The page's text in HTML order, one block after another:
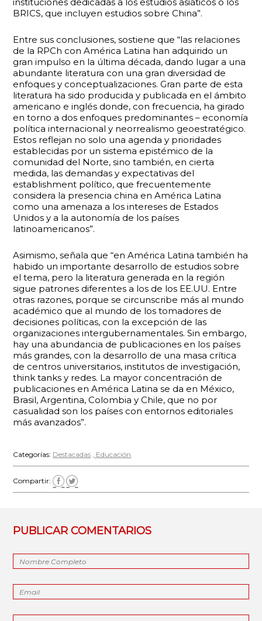
BRICS, que incluyen estudios sobre China”.
Entre sus conclusiones, sostiene que “las relaciones
de la RPCh con América Latina han adquirido un
gran impulso en la última década, dando lugar a una
abundante literatura con una gran diversidad de
enfoques y conceptualizaciones. Gran parte de esta
literatura ha sido producida y publicada en el ámbito
americano e inglés donde, con frecuencia, ha girado
en torno a dos enfoques predominantes – economía
política internacional y neorrealismo geoestratégico.
Estos reflejan no solo una agenda y prioridades
establecidas por un sistema epistémico de la
comunidad del Norte, sino también, en cierta
medida, las demandas y expectativas del
establishment político, que frecuentemente
considera la presencia china en América Latina
como una amenaza a los intereses de Estados
Unidos y a la autonomía de los países
latinoamericanos”.
Asimismo, señala que “en América Latina también ha
habido un importante desarrollo de estudios sobre
el tema, pero la literatura generada en la región
sigue patrones diferentes a los de los EE.UU. Entre
otras razones, porque se circunscribe más al mundo
académico que al mundo de los tomadores de
decisiones políticas, con la excepción de las
organizaciones intergubernamentales. Sin embargo,
hay una abundancia de publicaciones en los países
más grandes, con la desarrollo de una masa crítica
de centros universitarios, institutos de investigación,
think tanks y redes. La mayor concentración de
publicaciones en América Latina se da en México,
Brasil, Argentina, Colombia y Chile, que no por
casualidad son los países con entornos editoriales
más avanzados”.
Categorías: Destacadas Educación
Compartir:
PUBLICAR COMENTARIOS